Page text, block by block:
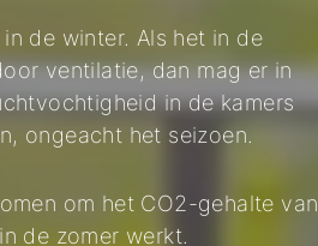
de winter. Als het in de
ventilatie, dan mag er in
in de kamers
ongeacht het seizoen.
om het CO2-gehalte van
de zomer werkt.